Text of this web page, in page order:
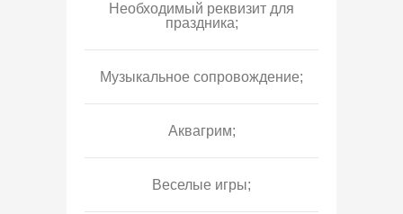
Необходимый реквизит для
праздника;
Музыкальное сопровождение;
Аквагрим;
Веселые игры;